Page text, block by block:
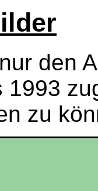
den
1993
zu